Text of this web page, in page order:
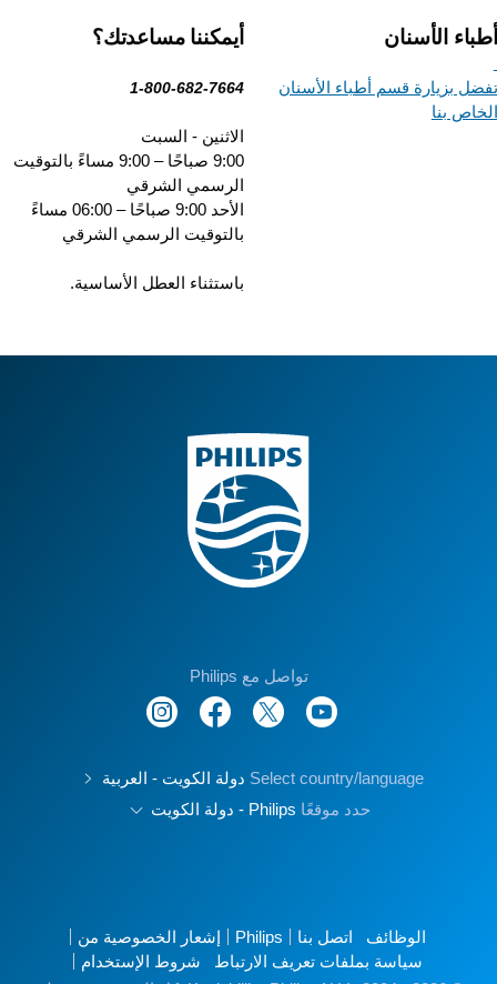
أيمكننا مساعدتك؟
1-800-682-7664
الاثنين - السبت
9:00 صباحًا – 9:00 مساءً بالتوقيت
الرسمي الشرقي
الأحد 9:00 صباحًا – 06:00 مساءً
بالتوقيت الرسمي الشرقي
باستثناء العطل الأساسية.
الأسنان
بزيارة قسم أطباء الأسنان
بنا
تواصل مع Philips
Select country/language دولة الكويت - العربية
حدد موقعًاPhilips - دولة الكويت
الوظائف اتصل بنا Philips
إشعار الخصوصية من
سياسة بملفات تعريف الارتباط
شروط الإستخدام